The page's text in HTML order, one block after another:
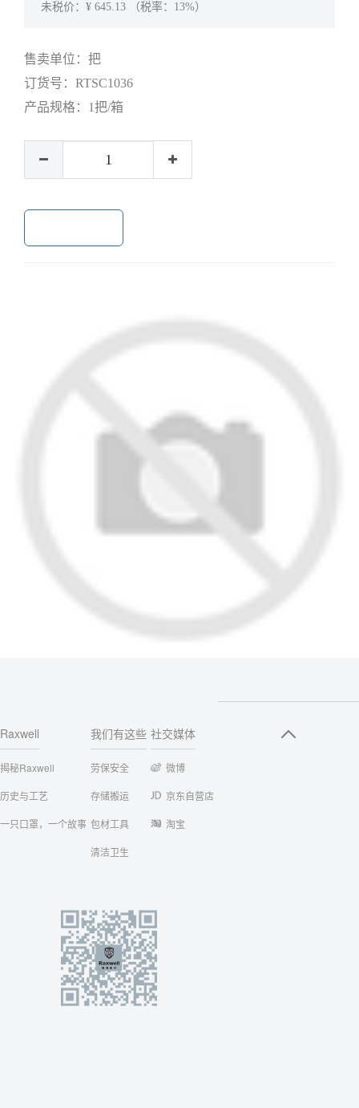
未税价：¥ 645.13 （税率：13%）
售卖单位： 把
订货号： RTSC1036
产品规格： 1把/箱
Raxwell
揭秘Raxwell
历史与工艺
一只口罩，一个故事
我们有这些
劳保安全
存储搬运
包材工具
清洁卫生
社交媒体
微博
京东自营店
淘宝